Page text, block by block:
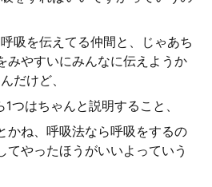
吸を伝えてる仲間と、じゃあち
みやすいにみんなに伝えようか
だけど、
つはちゃんと説明すること、
かね、呼吸法なら呼吸をするの
てやったほうがいいよっていう